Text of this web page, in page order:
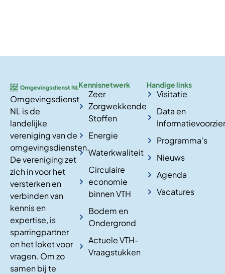
Omgevingsdienst
NL is de
landelijke
vereniging van de
omgevingsdiensten.
De vereniging zet
zich in voor het
versterken en
verbinden van
kennis en
expertise, is
sparringpartner
en het loket voor
vragen. Om zo
samen bij te
Kennisnetwerk
Zeer
Zorgwekkende
Stoffen
Energie
Waterkwaliteit
Circulaire
economie
binnen VTH
Bodem en
Ondergrond
Actuele VTH-
Vraagstukken
Handige links
Visitatie
Data en
Programma's
Nieuws
Agenda
Vacatures